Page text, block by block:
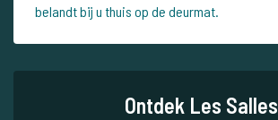
belandt bij u thuis op de deurmat.
Ontdek Les Salles